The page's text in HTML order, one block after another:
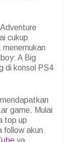
cukup
A Big
di konsol PS4
game. Mulai
top up
follow akun
ya.